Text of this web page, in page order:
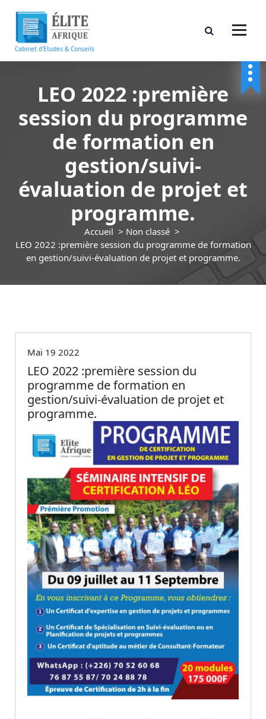
r
Cabinet d'Etudes & Conseils
LEO 2022 :première
session du programme
de formation en
gestion/suivi-
évaluation de projet et
programme.
Accueil > Non classé>
LEO 2022 :première session du programme de formation
en gestion/suivi-évaluation de projet et programme.
Mai 19 2022
LEO 2022 :première session du
programme de formation en
gestion/suivi-évaluation de projet et
programme.